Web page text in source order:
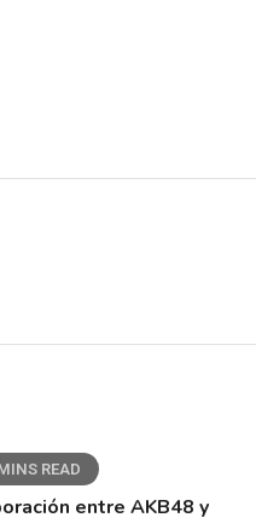
READ
entre AKB48 y